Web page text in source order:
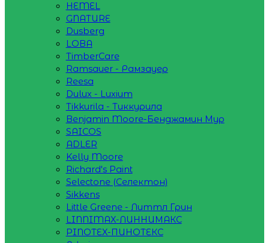
HEMEL
GNATURE
Dusberg
LOBA
TimberCare
Ramsauer - Рамзауер
Reesa
Dulux - Luxium
Tikkurila - Тиккурила
Benjamin Moore-Бенджамин Мур
SAICOS
ADLER
Kelly Moore
Richard's Paint
Selectone (Селектон)
Sikkens
Little Greene - Литтл Грин
LINNIMAX-ЛИННИМАКС
PINOTEX-ПИНОТЕКС